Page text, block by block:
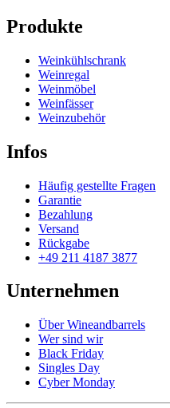
Produkte
Weinkühlschrank
Weinregal
Weinmöbel
Weinfässer
Weinzubehör
Infos
Häufig gestellte Fragen
Garantie
Bezahlung
Versand
Rückgabe
+49 211 4187 3877
Unternehmen
Über Wineandbarrels
Wer sind wir
Black Friday
Singles Day
Cyber Monday